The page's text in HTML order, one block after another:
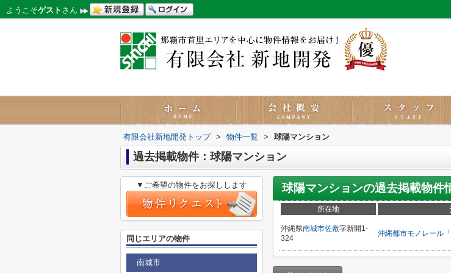
ようこそゲスト さん
有限会社新地開発トップ > 物件一覧 > 球陽マンション
過去掲載物件：球陽マンション
球陽マンションの過去掲載物件
所在地
沖縄県南城市佐敷字新開1-
324
沖縄都市モノレール 「
▼ご希望の物件をお探しします
同じエリアの物件
南城市